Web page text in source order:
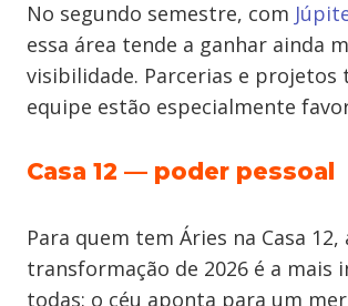
No segundo semestre, com
essa área tende a ganhar ainda
visibilidade. Parcerias e projetos
equipe estão especialmente
Casa 12 — poder pessoal
Para quem tem Áries na Casa 12,
transformação de 2026 é a mais
todas: o céu aponta para um